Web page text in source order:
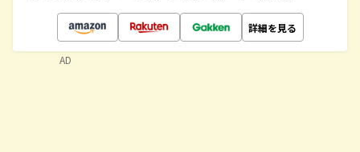
詳細を見る
AD